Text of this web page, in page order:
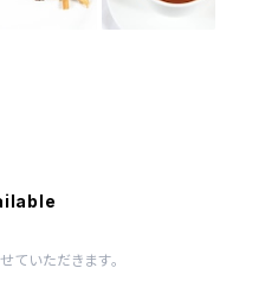
いただきます。